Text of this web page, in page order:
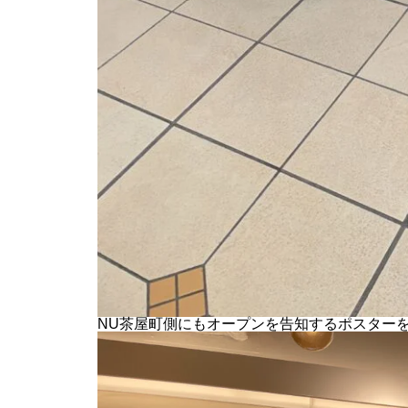
NU茶屋町側にもオープンを告知するポスター